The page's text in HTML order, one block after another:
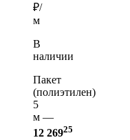
₽/
м
В
наличии
Пакет
(полиэтилен)
5
м —
12 26925